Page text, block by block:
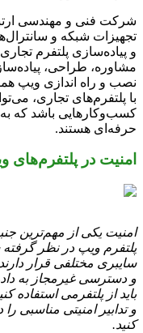
شرکت فنی و مهندسی
تجهیزات شبکه و
و پیاده‌سازی پلتفرم
مشاوره، طراحی،
نصب و راه اندازی ویپ
با پلتفرم‌های تجاری،
کسب‌وکارهایی باشد که به
حرفه‌ای هستند.
امنیت در پلتفرم‌های
امنیت یکی از مهم‌ترین
پلتفرم ویپ در نظر
و دسترسی غیرمجاز به
باید از پلتفرمی استفاده
و تدابیر امنیتی مناسبی
کنید.